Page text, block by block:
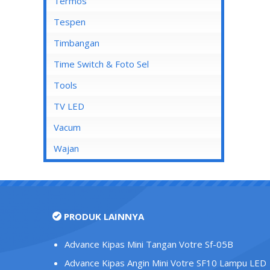
Stop Kontak AC
Stop Kontak CP
Stop Kontak Dinding
Stop Kontak Isi 2
Stop Kontak LAN/Data
Stop Kontak Lantai
Stop Kontak Telepon
Stop Kontak TV/Antena
Tutup Stop Kontak
Tespen
Timbangan
Time Switch & Foto Sel
Tools
TV LED
Vacum
Wajan
PRODUK LAINNYA
Advance Kipas Mini Tangan Votre Sf-05B
Advance Kipas Angin Mini Votre SF10 Lampu LED